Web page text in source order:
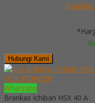
Hubungi Kami
QUICK ORDER
Whatsapp
Brankas Ichiban HSX 40 A